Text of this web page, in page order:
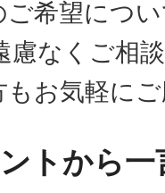
希望につ
慮なくご相
お気軽に
トから一